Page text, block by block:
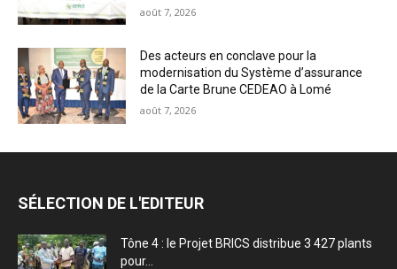
août 7, 2026
Des acteurs en conclave pour la
modernisation du Système d’assurance
de la Carte Brune CEDEAO à Lomé
août 7, 2026
SÉLECTION DE L'EDITEUR
Tône 4 : le Projet BRICS distribue 3 427 plants
pour...